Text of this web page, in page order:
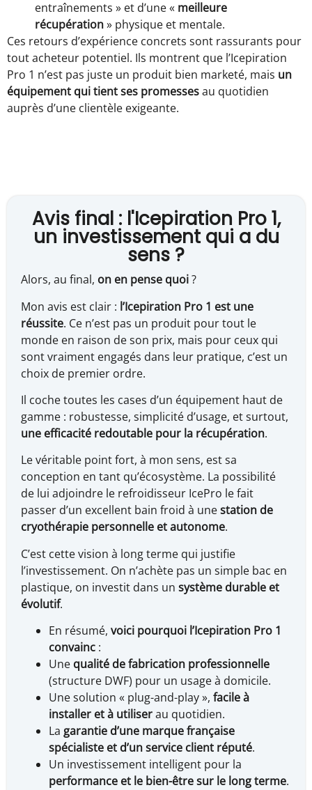
entraînements » et d’une « meilleure
récupération» physique et mentale.
Ces retours d’expérience concrets sont rassurants pour
tout acheteur potentiel. Ils montrent que l’Icepiration
Pro 1 n’est pas juste un produit bien marketé, mais un
équipement qui tient ses promessesau quotidien
auprès d’une clientèle exigeante.
Avis final : l'Icepiration Pro 1,
un investissement qui a du
sens ?
Alors, au final, on en pense quoi?
Mon avis est clair : l’Icepiration Pro 1 est une
réussite. Ce n’est pas un produit pour tout le
monde en raison de son prix, mais pour ceux qui
sont vraiment engagés dans leur pratique, c’est un
choix de premier ordre.
Il coche toutes les cases d’un équipement haut de
gamme : robustesse, simplicité d’usage, et surtout,
une efficacité redoutable pour la récupération.
Le véritable point fort, à mon sens, est sa
conception en tant qu’écosystème. La possibilité
de lui adjoindre le refroidisseur IcePro le fait
passer d’un excellent bain froid à unestation de
cryothérapie personnelle et autonome.
C’est cette vision à long terme qui justifie
l’investissement. On n’achète pas un simple bac en
plastique, on investit dans un système durable et
évolutif.
En résumé, voici pourquoi l’Icepiration Pro 1
convainc :
Une qualité de fabrication professionnelle
(structure DWF) pour un usage à domicile.
Une solution « plug-and-play », facile à
installer et à utiliserau quotidien.
La garantie d’une marque française
spécialiste et d’un service client réputé.
Un investissement intelligent pour la
performance et le bien-être sur le long terme.